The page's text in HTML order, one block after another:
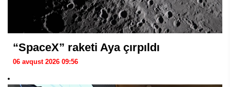
“SpaceX” raketi Aya çırpıldı
06 avqust 2026 09:56